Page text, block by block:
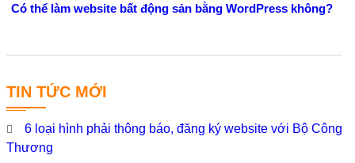
TIN TỨC MỚI
6 loại hình phải thông báo, đăng ký website với Bộ Công
Thương
Có thể làm website bất động sản bằng WordPress không?